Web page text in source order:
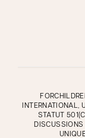
INTERNATIONAL,
STATUT